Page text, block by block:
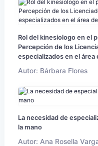
Rol del kinesiologo en el
Percepción de los
especializados en el
Autor: Bárbara Flores
La necesidad de
la mano
Autor: Ana Rosella